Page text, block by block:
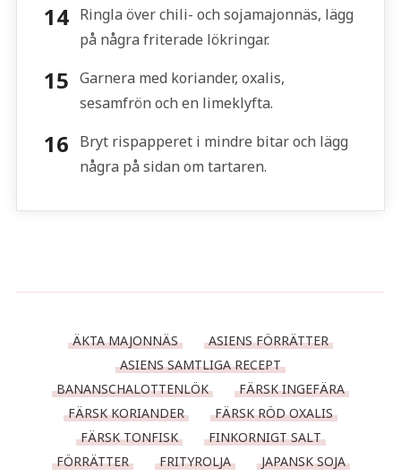
Ringla över chili- och sojamajonnäs, lägg
på några friterade lökringar.
Garnera med koriander, oxalis,
sesamfrön och en limeklyfta.
Bryt rispapperet i mindre bitar och lägg
några på sidan om tartaren.
ÄKTA MAJONNÄS
ASIENS FÖRRÄTTER
ASIENS SAMTLIGA RECEPT
BANANSCHALOTTENLÖK
FÄRSK INGEFÄRA
FÄRSK KORIANDER
FÄRSK RÖD OXALIS
FÄRSK TONFISK
FINKORNIGT SALT
FÖRRÄTTER
FRITYROLJA
JAPANSK SOJA